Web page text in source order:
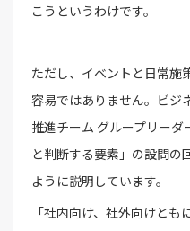
こうというわけです。
ただし、イベントと日常施
容易ではありません。ビジ
推進チーム グループリー
と判断する要素」の設問の
ように説明しています。
「社内向け、社外向けと